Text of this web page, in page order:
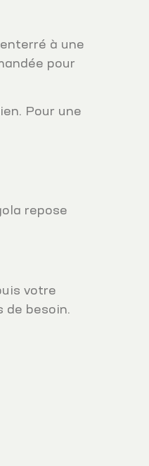
à une
pour
Pour une
repose
votre
de besoin.